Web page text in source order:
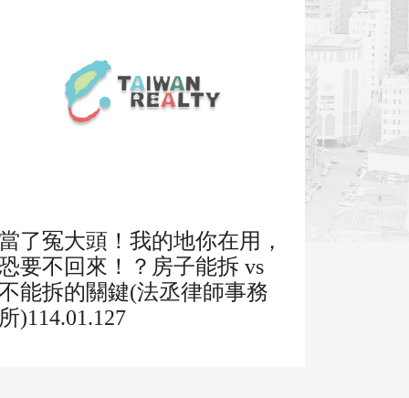
了冤大頭！我的地你在用，
要不回來！？房子能拆 vs
能拆的關鍵(法丞律師事務
)114.01.127